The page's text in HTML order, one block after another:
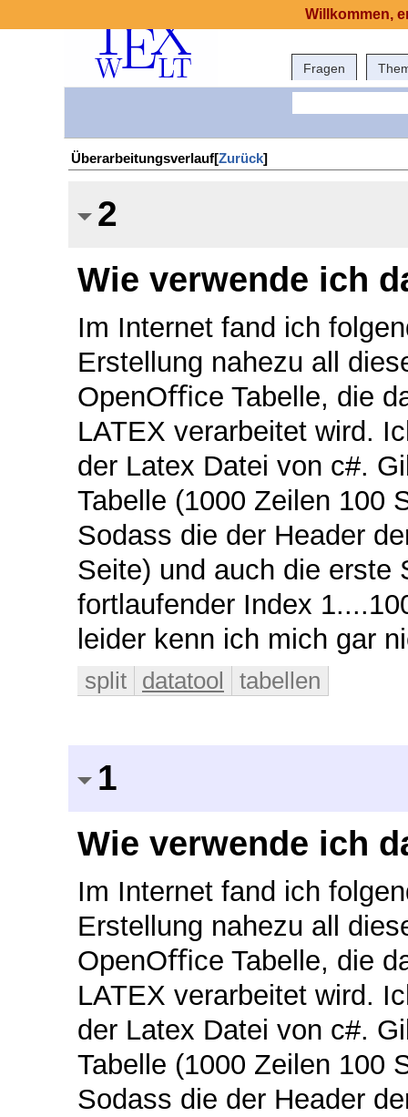
Fragen
Überarbeitungsverlauf[Zurück]
2
Wie verwende ich
Im Internet fand ich
Erstellung nahezu all
OpenOﬃce Tabelle, die
LATEX verarbeitet wird.
der Latex Datei von c#.
Tabelle (1000 Zeilen 100
Sodass die der Header
Seite) und auch die erste
fortlaufender Index
leider kenn ich mich gar
split datatool tabellen
1
Wie verwende ich
Im Internet fand ich
Erstellung nahezu all
OpenOﬃce Tabelle, die
LATEX verarbeitet wird.
der Latex Datei von c#.
Tabelle (1000 Zeilen 100
Sodass die der Header
Willkommen,